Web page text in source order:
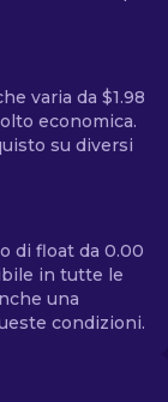
varia da $1.98
economica.
su diversi
di float da 0.00
in tutte le
una
condizioni.